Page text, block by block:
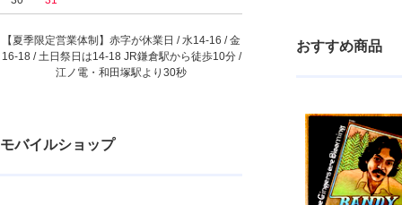
【夏季限定営業体制】赤字が休業日 / 水14-16 / 金
16-18 / 土日祭日は14-18 JR鎌倉駅から徒歩10分 /
江ノ電・和田塚駅より30秒
モバイルショップ
おすすめ商品